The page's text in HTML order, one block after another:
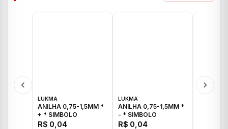
LUKMA
ANILHA 0,75-1,5MM *
+ * SIMBOLO
R$ 0,04
LUKMA
ANILHA 0,75-1,5MM *
- * SIMBOLO
R$ 0,04